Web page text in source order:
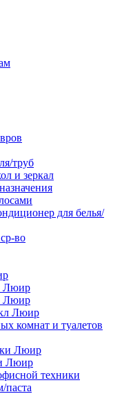
труб
и зеркал
для белья/
во
Люир
Люир
Люир
комнат и туалетов
Люир
Люир
техники